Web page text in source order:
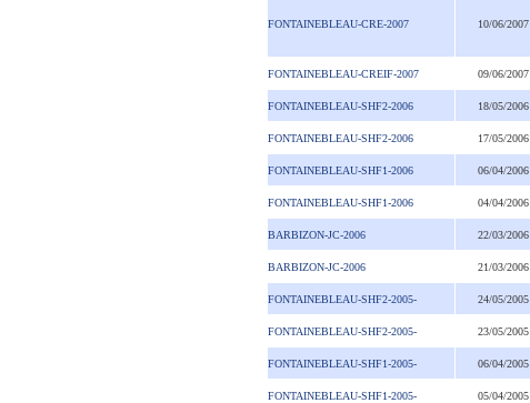
FONTAINEBLEAU-CRE-2007 10/06/2007
FONTAINEBLEAU-CREIF-2007 09/06/2007
FONTAINEBLEAU-SHF2-2006 18/05/2006
FONTAINEBLEAU-SHF2-2006 17/05/2006
FONTAINEBLEAU-SHF1-2006 06/04/2006
FONTAINEBLEAU-SHF1-2006 04/04/2006
BARBIZON-JC-2006 22/03/2006
BARBIZON-JC-2006 21/03/2006
FONTAINEBLEAU-SHF2-2005- 24/05/2005
FONTAINEBLEAU-SHF2-2005- 23/05/2005
FONTAINEBLEAU-SHF1-2005- 06/04/2005
FONTAINEBLEAU-SHF1-2005- 05/04/2005